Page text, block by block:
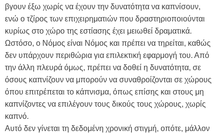
βγουν έξω χωρίς να έχουν την δυνατότητα να καπνίσουν,
ενώ ο τζίρος των επιχειρηματιών που δραστηριοποιούνται
κυρίως στο χώρο της εστίασης έχει μειωθεί δραματικά.
Ωστόσο, ο Νόμος είναι Νόμος και πρέπει να τηρείται, καθώς
δεν υπάρχουν περιθώρια για επιλεκτική εφαρμογή του. Από
την άλλη πλευρά όμως, πρέπει να δοθεί η δυνατότητα, σε
όσους καπνίζουν να μπορούν να συναθροίζονται σε χώρους
όπου επιτρέπεται το κάπνισμα, όπως επίσης και στους μη
καπνίζοντες να επιλέγουν τους δικούς τους χώρους, χωρίς
καπνό.
Αυτό δεν γίνεται τη δεδομένη χρονική στιγμή, οπότε, μάλλον